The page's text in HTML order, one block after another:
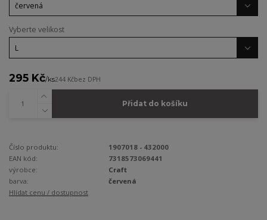
Vyberte velikost
295 Kč/ks244 Kčbez DPH
Přidat do košíku
Číslo produktu:
1907018 - 432000
EAN kód:
7318573069441
výrobce:
Craft
barva:
červená
Hlídat cenu / dostupnost